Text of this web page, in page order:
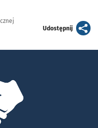
Udostępnijartykuł